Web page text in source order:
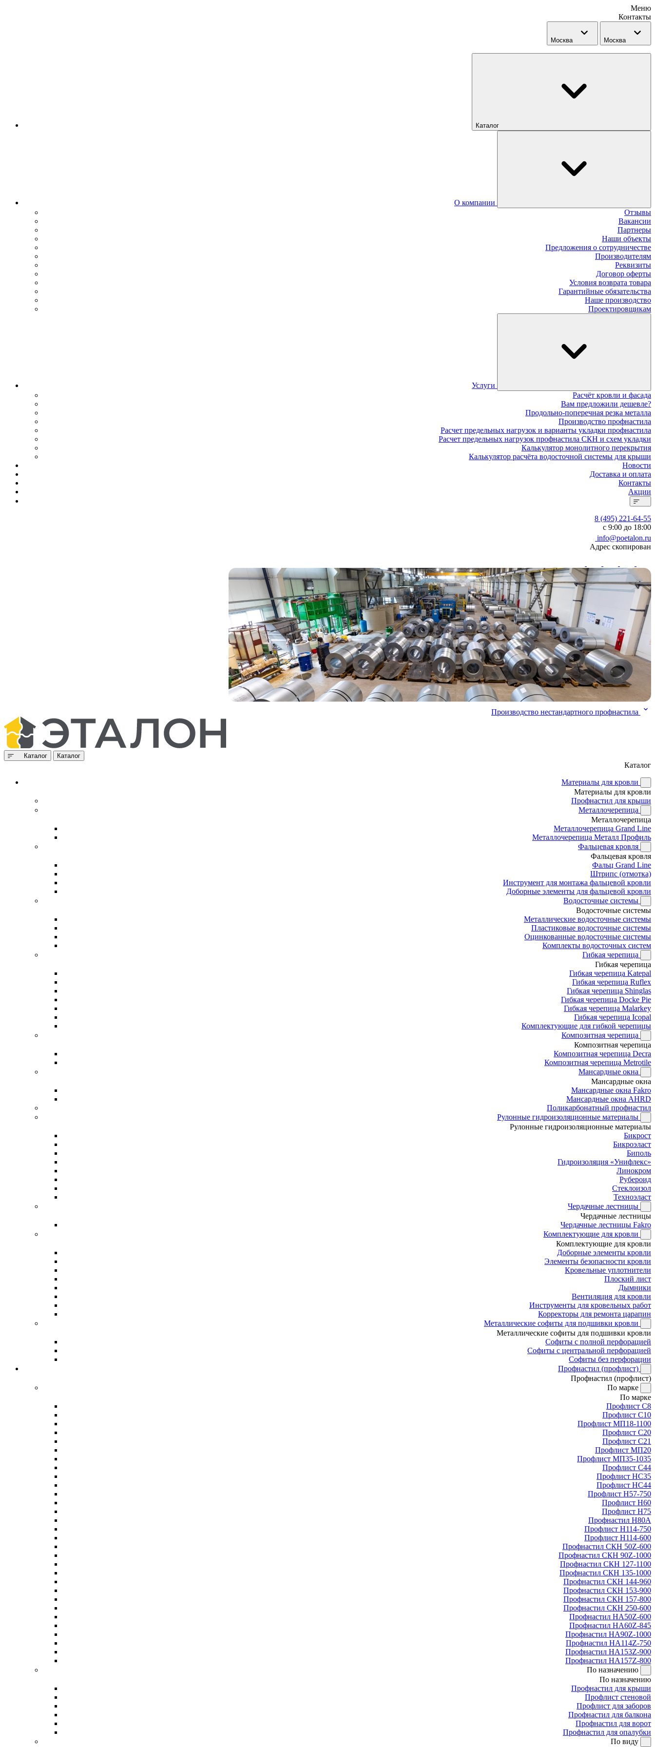
Меню
Контакты
Москва Москва
Каталог
О компании
Отзывы
Вакансии
Партнеры
Наши объекты
Предложения о сотрудничестве
Производителям
Реквизиты
Договор оферты
Условия возврата товара
Гарантийные обязательства
Наше производство
Проектировщикам
Услуги
Расчёт кровли и фасада
Вам предложили дешевле?
Продольно-поперечная резка металла
Производство профнастила
Расчет предельных нагрузок и варианты укладки профнастила
Расчет предельных нагрузок профнастила СКН и схем укладки
Калькулятор монолитного перекрытия
Калькулятор расчёта водосточной системы для крыши
Новости
Доставка и оплата
Контакты
Акции
8 (495) 221-64-55
с 9:00 до 18:00
info@poetalon.ru
Адрес скопирован
Производство нестандартного профнастила
Каталог Каталог
Каталог
Материалы для кровли
Материалы для кровли
Профнастил для крыши
Металлочерепица
Металлочерепица
Металлочерепица Grand Line
Металлочерепица Металл Профиль
Фальцевая кровля
Фальцевая кровля
Фальц Grand Line
Штрипс (отмотка)
Инструмент для монтажа фальцевой кровли
Доборные элементы для фальцевой кровли
Водосточные системы
Водосточные системы
Металлические водосточные системы
Пластиковые водосточные системы
Оцинкованные водосточные системы
Комплекты водосточных систем
Гибкая черепица
Гибкая черепица
Гибкая черепица Katepal
Гибкая черепица Ruflex
Гибкая черепица Shinglas
Гибкая черепица Docke Pie
Гибкая черепица Malarkey
Гибкая черепица Icopal
Комплектующие для гибкой черепицы
Композитная черепица
Композитная черепица
Композитная черепица Decra
Композитная черепица Metrotile
Мансардные окна
Мансардные окна
Мансардные окна Fakro
Мансардные окна AHRD
Поликарбонатный профнастил
Рулонные гидроизоляционные материалы
Рулонные гидроизоляционные материалы
Бикрост
Бикроэласт
Биполь
Гидроизоляция «Унифлекс»
Линокром
Рубероид
Стеклоизол
Техноэласт
Чердачные лестницы
Чердачные лестницы
Чердачные лестницы Fakro
Комплектующие для кровли
Комплектующие для кровли
Доборные элементы кровли
Элементы безопасности кровли
Кровельные уплотнители
Плоский лист
Дымники
Вентиляция для кровли
Инструменты для кровельных работ
Корректоры для ремонта царапин
Металлические софиты для подшивки кровли
Металлические софиты для подшивки кровли
Софиты с полной перфорацией
Софиты с центральной перфорацией
Софиты без перфорации
Профнастил (профлист)
Профнастил (профлист)
По марке
По марке
Профлист С8
Профлист С10
Профлист МП18-1100
Профлист С20
Профлист С21
Профлист МП20
Профлист МП35-1035
Профлист С44
Профлист НС35
Профлист НС44
Профлист Н57-750
Профлист Н60
Профлист Н75
Профнастил Н80А
Профлист Н114-750
Профлист Н114-600
Профнастил СКН 50Z-600
Профнастил СКН 90Z-1000
Профнастил СКН 127-1100
Профнастил СКН 135-1000
Профнастил СКН 144-960
Профнастил СКН 153-900
Профнастил СКН 157-800
Профнастил СКН 250-600
Профнастил НА50Z-600
Профнастил НА60Z-845
Профнастил НА90Z-1000
Профнастил НА114Z-750
Профнастил НА153Z-900
Профнастил НА157Z-800
По назначению
По назначению
Профнастил для крыши
Профлист стеновой
Профлист для заборов
Профнастил для балкона
Профнастил для ворот
Профнастил для опалубки
По виду